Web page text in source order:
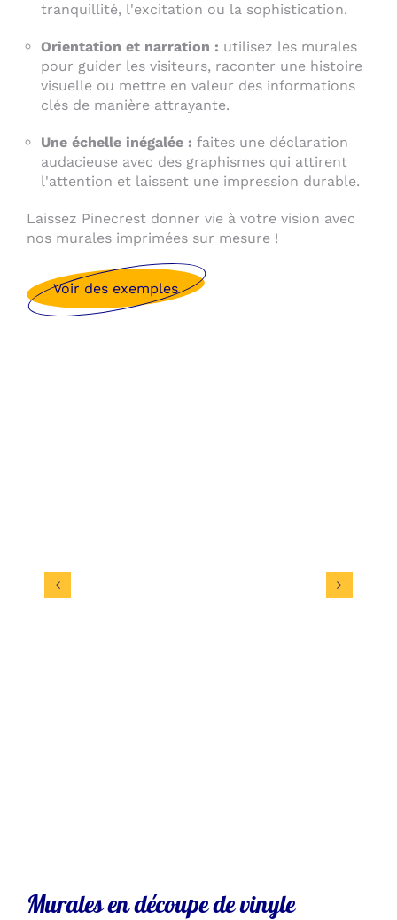
tranquillité, l'excitation ou la sophistication.
Orientation et narration : utilisez les murales
pour guider les visiteurs, raconter une histoire
visuelle ou mettre en valeur des informations
clés de manière attrayante.
Une échelle inégalée : faites une déclaration
audacieuse avec des graphismes qui attirent
l'attention et laissent une impression durable.
Laissez Pinecrest donner vie à votre vision avec
nos murales imprimées sur mesure !
Voir des exemples
Murales en découpe de vinyle